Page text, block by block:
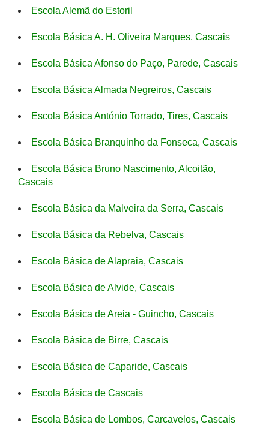
Escola Alemã do Estoril
Escola Básica A. H. Oliveira Marques, Cascais
Escola Básica Afonso do Paço, Parede, Cascais
Escola Básica Almada Negreiros, Cascais
Escola Básica António Torrado, Tires, Cascais
Escola Básica Branquinho da Fonseca, Cascais
Escola Básica Bruno Nascimento, Alcoitão,
Cascais
Escola Básica da Malveira da Serra, Cascais
Escola Básica da Rebelva, Cascais
Escola Básica de Alapraia, Cascais
Escola Básica de Alvide, Cascais
Escola Básica de Areia - Guincho, Cascais
Escola Básica de Birre, Cascais
Escola Básica de Caparide, Cascais
Escola Básica de Cascais
Escola Básica de Lombos, Carcavelos, Cascais